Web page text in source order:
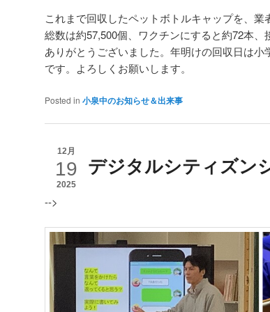
これまで回収したペットボトルキャップを、業
総数は約57,500個、ワクチンにすると約72本
ありがとうございました。年明けの回収日は
です。よろしくお願いします。
Posted in 小泉中のお知らせ＆出来事
12月
19
2025
デジタルシティズン
-->